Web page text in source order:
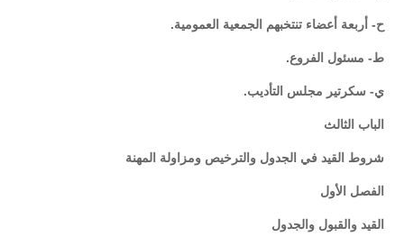
ح- أربعة أعضاء تنتخبهم الجمعية العمومية.
ط- مسئول الفروع.
ي- سكرتير مجلس التأديب.
الباب الثالث
شروط القيد في الجدول والترخيص ومزاولة المهنة
الفصل الأول
القيد والقبول والجدول